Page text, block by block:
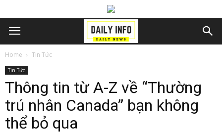
Home Tin Tức
Tin Tức
Thông tin từ A-Z về “Thường
trú nhân Canada” bạn không
thể bỏ qua